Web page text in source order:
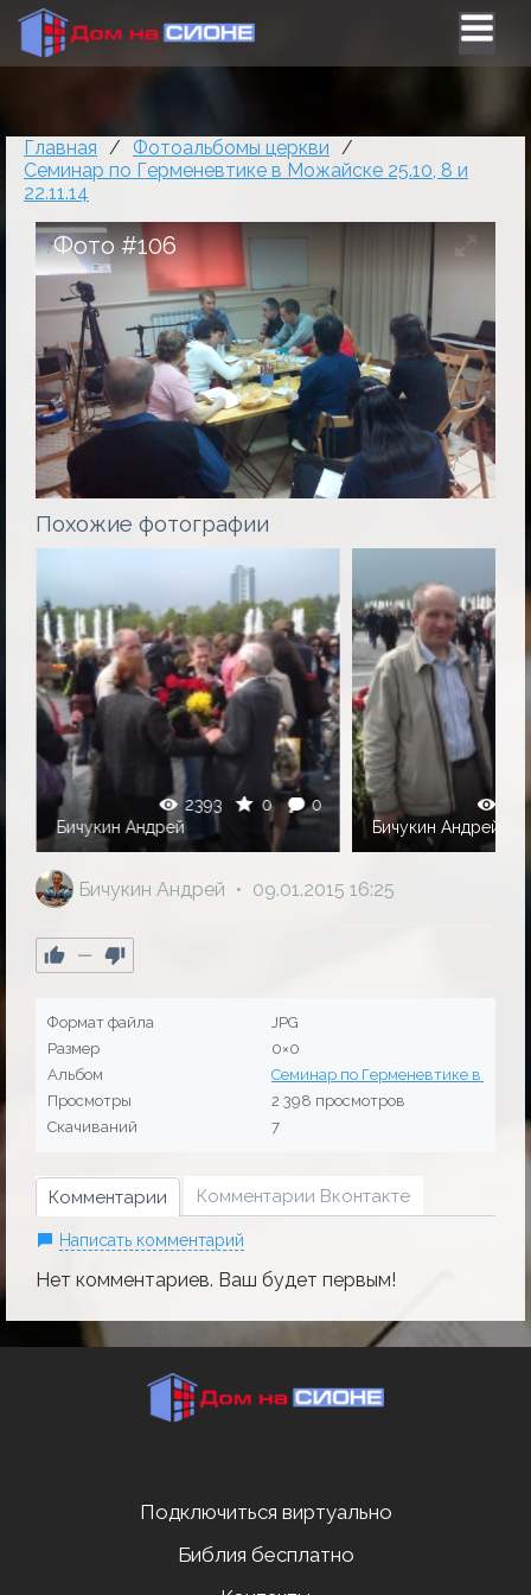
Главная / Фотоальбомы церкви /
Семинар по Герменевтике в Можайске 25.10, 8 и
22.11.14
Фото #106
Похожие фотографии
2393 0
0
Бичукин Андрей
Бичукин Андрей
Бичукин Андрей 09.01.2015 16:25
—
Формат файла
JPG
Размер
0×0
Альбом
Семинар по Герменевтике в
Просмотры
2 398 просмотров
Скачиваний
7
Комментарии Комментарии Вконтакте
Написать комментарий
Нет комментариев. Ваш будет первым!
Подключиться виртуально
Библия бесплатно